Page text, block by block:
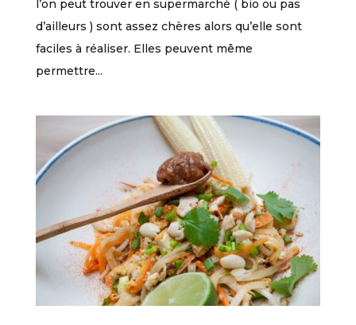
l’on peut trouver en supermarché ( bio ou pas
d’ailleurs ) sont assez chères alors qu’elle sont
faciles à réaliser. Elles peuvent même
permettre...